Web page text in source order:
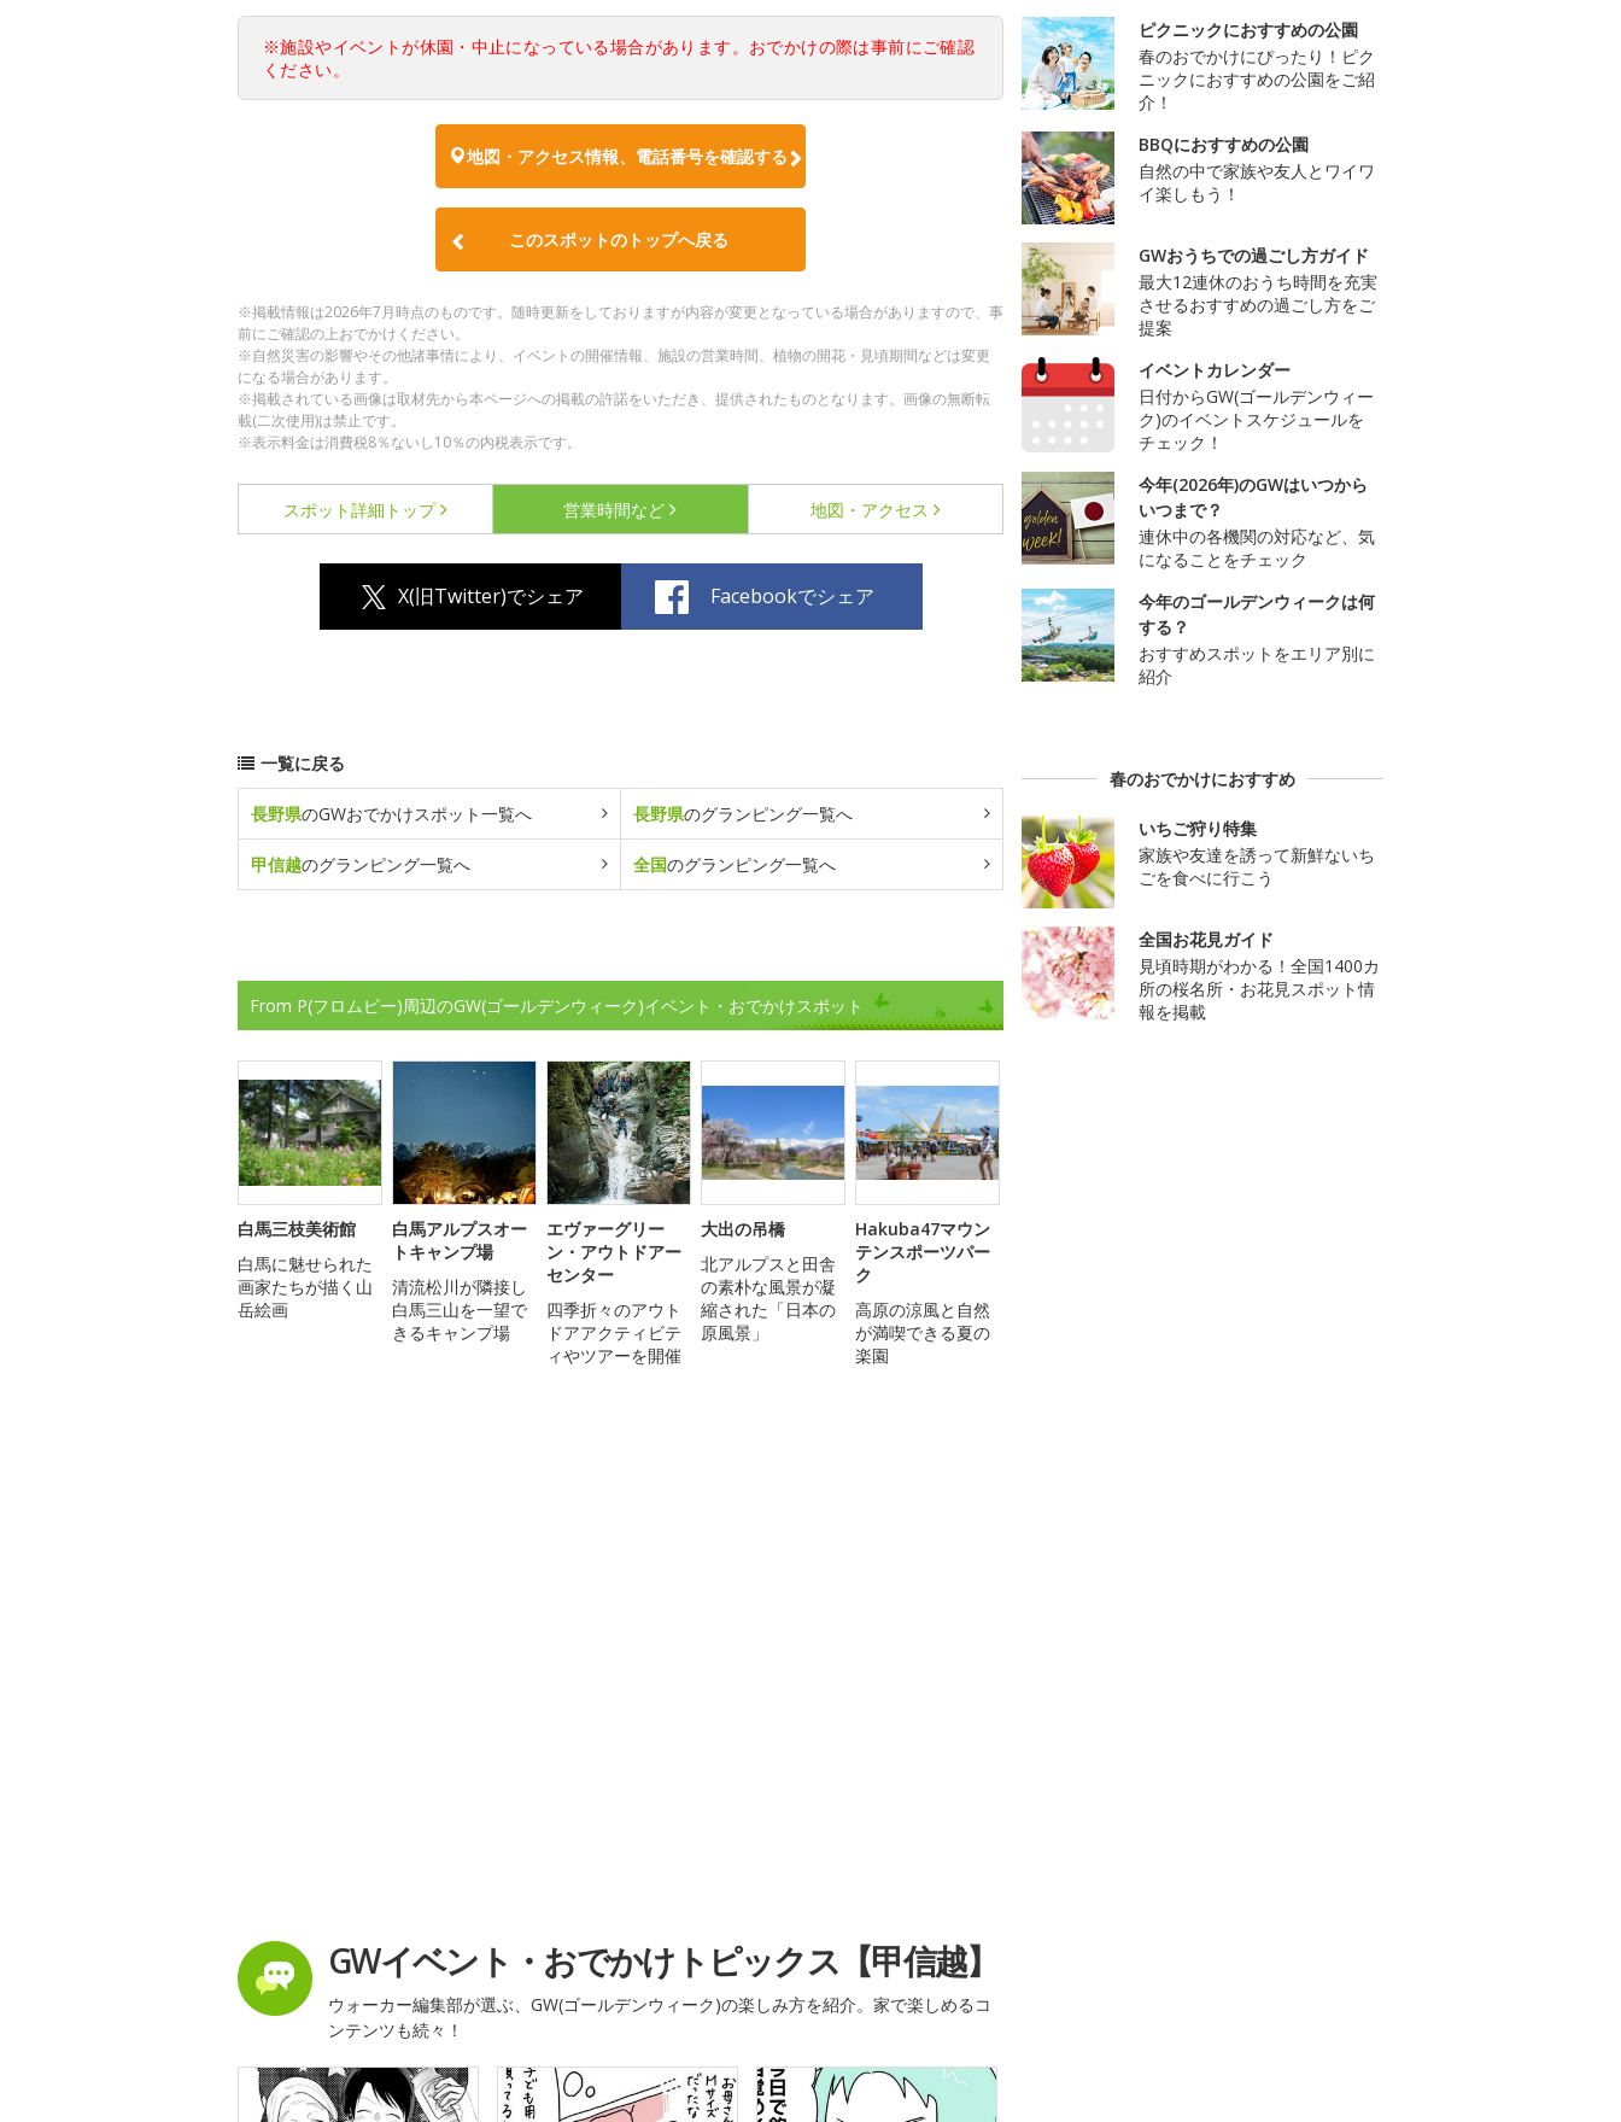
※施設やイベントが休園・中止になっている場合があります。おでかけの際は事前にご確認
ください。
地図・アクセス情報、電話番号を確認する
このスポットのトップへ戻る
※掲載情報は2026年7月時点のものです。随時更新をしておりますが内容が変更となっている場合がありますので、事
前にご確認の上おでかけください。
※自然災害の影響やその他諸事情により、イベントの開催情報、施設の営業時間、植物の開花・見頃期間などは変更
になる場合があります。
※掲載されている画像は取材先から本ページへの掲載の許諾をいただき、提供されたものとなります。画像の無断転
載(二次使用)は禁止です。
※表示料金は消費税8％ないし10％の内税表示です。
スポット詳細 トップ 営業時間など 地図・アクセス
X(旧Twitter)でシェア Facebookでシェア
一覧に戻る
長野県のGWおでかけスポット一覧へ 長野県のグランピング一覧へ
甲信越のグランピング一覧へ 全国のグランピング一覧へ
From P(フロムピー)周辺のGW(ゴールデンウィーク)イベント・おでかけスポット
白馬三枝美術館
白馬に魅せられた
画家たちが描く山
岳絵画
白馬アルプスオー
トキャンプ場
清流松川が隣接し
白馬三山を一望で
きるキャンプ場
エヴァーグリー
ン・アウトドアー
センター
四季折々のアウト
ドアアクティビテ
ィやツアーを開催
大出の吊橋
北アルプスと田舎
の素朴な風景が凝
縮された「日本の
原風景」
Hakuba47マウン
テンスポーツパー
ク
高原の涼風と自然
が満喫できる夏の
楽園
GWイベント・おでかけトピックス【甲信越】
ウォーカー編集部が選ぶ、GW(ゴールデンウィーク)の楽しみ方を紹介。家で楽しめるコ
ンテンツも続々！
ピクニックにおすすめの公園
春のおでかけにぴったり！ピク
ニックにおすすめの公園をご紹
介！
BBQにおすすめの公園
自然の中で家族や友人とワイワ
イ楽しもう！
GWおうちでの過ごし方ガイド
最大12連休のおうち時間を充実
させるおすすめの過ごし方をご
提案
イベントカレンダー
日付からGW(ゴールデンウィー
ク)のイベントスケジュールを
チェック！
今年(2026年)のGWはいつから
いつまで？
連休中の各機関の対応など、気
になることをチェック
今年のゴールデンウィークは何
する？
おすすめスポットをエリア別に
紹介
春のおでかけにおすすめ
いちご狩り特集
家族や友達を誘って新鮮ないち
ごを食べに行こう
全国お花見ガイド
見頃時期がわかる！全国1400カ
所の桜名所・お花見スポット情
報を掲載